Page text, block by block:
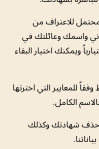
للاعتراف من
واسمك وعائلتك في
ويمكنك اختيار البقاء
للمعايير التي اخترتها
الكامل.
شهادتك وكذلك